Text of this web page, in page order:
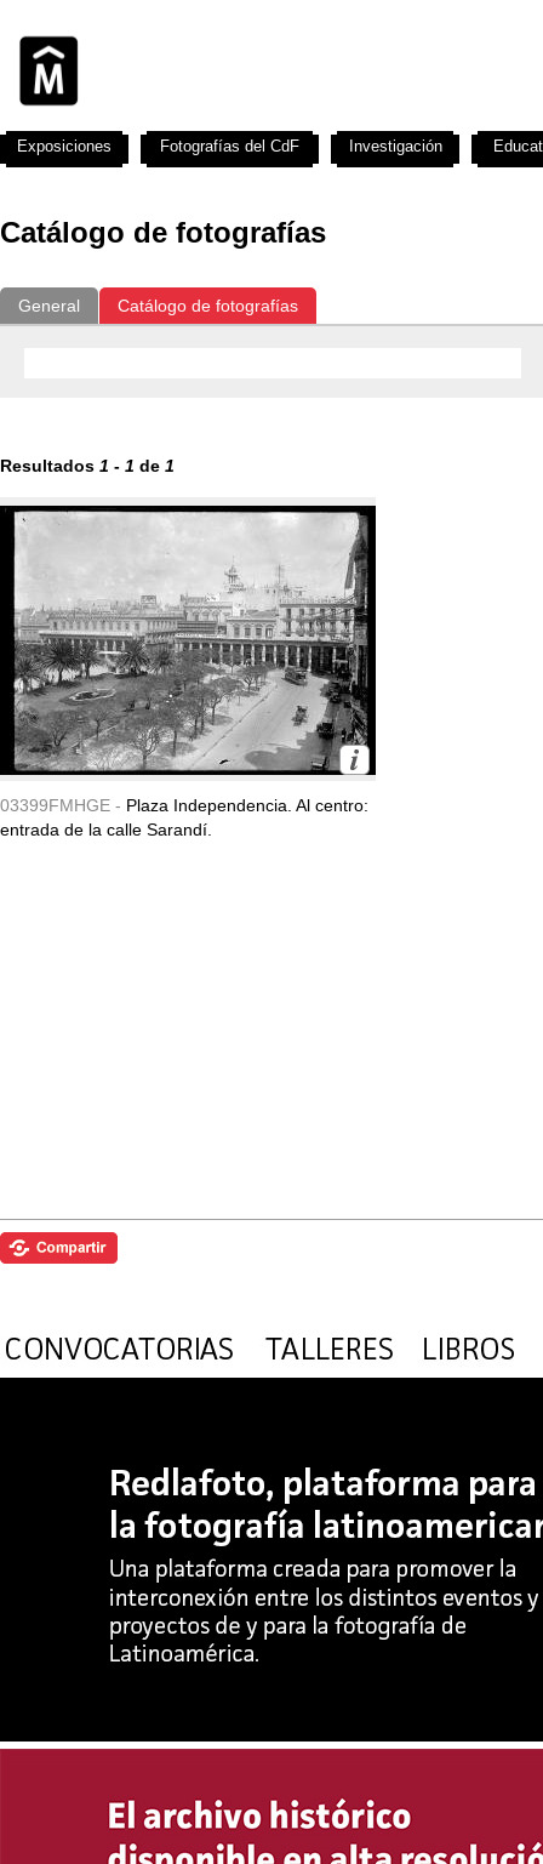
Catálogo de fotografías
General Catálogo de fotografías
Resultados 1 - 1 de 1
03399FMHGE - Plaza Independencia. Al centro:
entrada de la calle Sarandí.
Exposiciones Fotografías del CdF Investigación